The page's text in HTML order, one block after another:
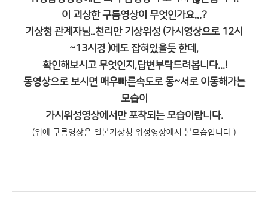
이 괴상한 구름영상이 무엇인가요...?
기상청 관계자님..천리안 기상위성 (가시영상으로 12시
~13시경 )에도 잡혀있을듯 한데,
확인해보시고 무엇인지,답변부탁드려봅니다...!
동영상으로 보시면 매우빠른속도로 동~서로 이동해가는
모습이
가시위성영상에서만 포착되는 모습이랍니다.
(위에 구름영상은 일본기상청 위성영상에서 본모습입니다 )